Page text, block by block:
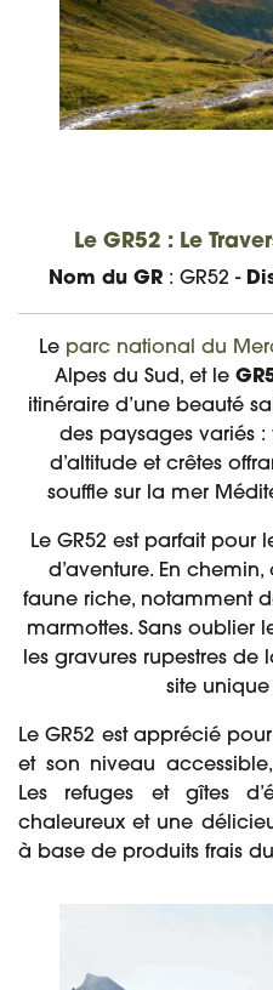
Le GR52 : Le
Nom du GR : GR52 -
Le parc national du
Alpes du Sud, et le
itinéraire d’une beauté
des paysages variés
d’altitude et crêtes
souffle sur la mer
Le GR52 est parfait pour
d’aventure. En
faune riche, notamment
marmottes. Sans oublier
les gravures rupestres de
site unique
Le GR52 est apprécié
et son niveau
Les refuges et gîtes
chaleureux et une
à base de produits frais